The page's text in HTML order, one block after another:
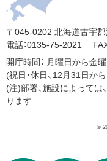
〒045-0202 北海道古宇
電話：0135-75-2021
開庁時間： 月曜日から金
(祝日・休日、12月31日か
(注)部署、施設によっては
ります
©